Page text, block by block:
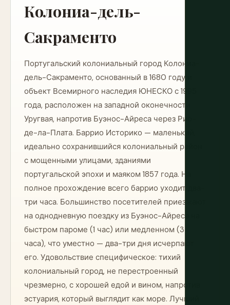
Колониа-дель-
Сакраменто
Португальский колониальный город Колониа-
дель-Сакраменто, основанный в 1680 году и
объект Всемирного наследия ЮНЕСКО с 1995
года, расположен на западной оконечности
Уругвая, напротив Буэнос-Айреса через Рио-
де-ла-Плата. Баррио Историко — маленький,
идеально сохранившийся колониальный район
с мощенными улицами, зданиями
португальской эпохи и маяком 1857 года. На
полное прохождение всего баррио уходит два-
три часа. Большинство посетителей приезжают
на однодневную поездку из Буэнос-Айреса на
быстром пароме (1 час) или медленном (3
часа), что уместно — два-три дня исчерпают
его. Удовольствие специфическое: тихий
колониальный город, не перестроенный
чрезмерно, с хорошей едой и вином, напротив
эстуария, который выглядит как море. Лучший